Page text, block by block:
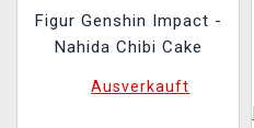
Figur Genshin Impact -
Nahida Chibi Cake
Ausverkauft